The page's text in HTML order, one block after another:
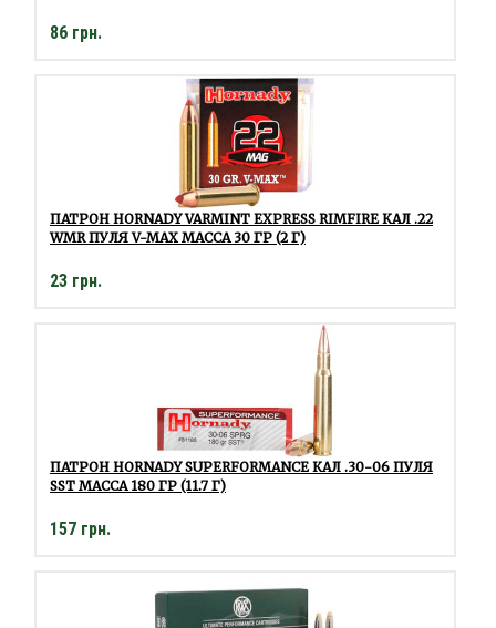
86 грн.
ПАТРОН HORNADY VARMINT EXPRESS RIMFIRE КАЛ .22
WMR ПУЛЯ V-MAX МАССА 30 ГР (2 Г)
23 грн.
ПАТРОН HORNADY SUPERFORMANCE КАЛ .30-06 ПУЛЯ
SST МАССА 180 ГР (11.7 Г)
157 грн.